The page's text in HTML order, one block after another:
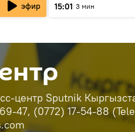
эфир 15:01 3 мин
центр Sputnik
47, (0772) 17-54-88